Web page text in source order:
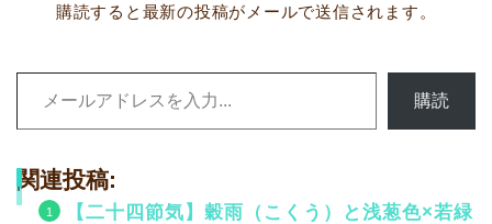
購読すると最新の投稿がメールで送信されます。
メールアドレスを入力...
購読
関連投稿:
【二十四節気】穀雨（こくう）と浅葱色×若緑